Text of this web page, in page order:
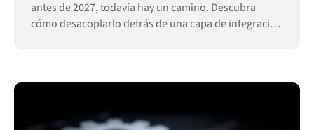
antes de 2027, todavía hay un camino. Descubra
cómo desacoplarlo detrás de una capa de integración